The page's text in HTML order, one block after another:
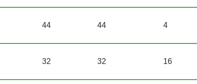
44 44 4
32 32 16